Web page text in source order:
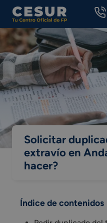
Skip
content
Solicitar
extravío en
hacer?
Índice de contenidos